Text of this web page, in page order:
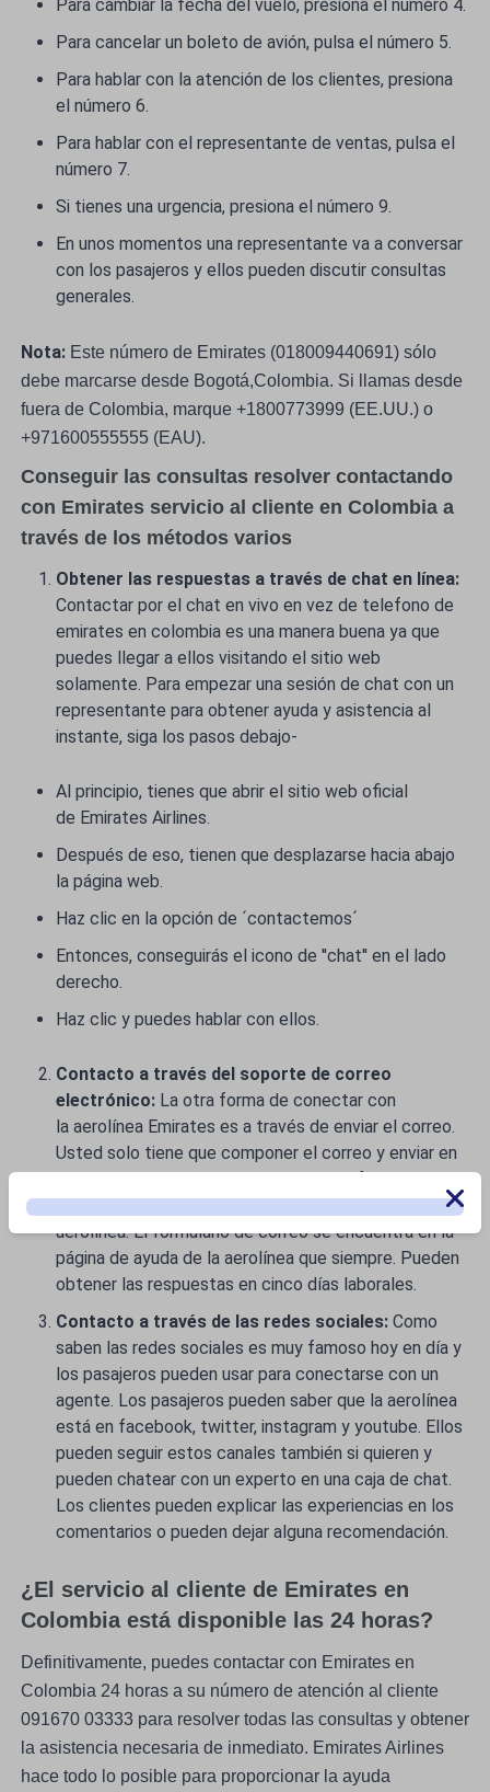
Para cambiar la fecha del vuelo, presiona el número 4.
Para cancelar un boleto de avión, pulsa el número 5.
Para hablar con la atención de los clientes, presiona
el número 6.
Para hablar con el representante de ventas, pulsa el
número 7.
Si tienes una urgencia, presiona el número 9.
En unos momentos una representante va a conversar
con los pasajeros y ellos pueden discutir consultas
generales.
Nota:Este número de Emirates (018009440691) sólo
debe marcarse desde Bogotá,Colombia. Si llamas desde
fuera de Colombia, marque +1800773999 (EE.UU.) o
+971600555555 (EAU).
Conseguir las consultas resolver contactando
con Emirates servicio al cliente en Colombia a
través de los métodos varios
Obtener las respuestas a través de chat en línea:
Contactar por el chat en vivo en vez de telefono de
emirates en colombia es una manera buena ya que
puedes llegar a ellos visitando el sitio web
solamente. Para empezar una sesión de chat con un
representante para obtener ayuda y asistencia al
instante, siga los pasos debajo-
Al principio, tienes que abrir el sitio web oficial
de Emirates Airlines.
Después de eso, tienen que desplazarse hacia abajo
la página web.
Haz clic en la opción de ´contactemos´
Entonces, conseguirás el icono de ''chat'' en el lado
derecho.
Haz clic y puedes hablar con ellos.
Contacto a través del soporte de correo
electrónico:La otra forma de conectar con
la aerolínea Emirates es a través de enviar el correo.
Usted solo tiene que componer el correo y enviar en
correo que se encuentra en la página de ayuda de la
aerolínea. El formulario de correo se encuentra en la
página de ayuda de la aerolínea que siempre. Pueden
obtener las respuestas en cinco días laborales.
Contacto a través de las redes sociales:Como
saben las redes sociales es muy famoso hoy en día y
los pasajeros pueden usar para conectarse con un
agente. Los pasajeros pueden saber que la aerolínea
está en facebook, twitter, instagram y youtube. Ellos
pueden seguir estos canales también si quieren y
pueden chatear con un experto en una caja de chat.
Los clientes pueden explicar las experiencias en los
comentarios o pueden dejar alguna recomendación.
¿El servicio al cliente de Emirates en
Colombia está disponible las 24 horas?
Definitivamente, puedes contactar con Emirates en
Colombia 24 horas a su número de atención al cliente
091670 03333 para resolver todas las consultas y obtener
la asistencia necesaria de inmediato. Emirates Airlines
hace todo lo posible para proporcionar la ayuda